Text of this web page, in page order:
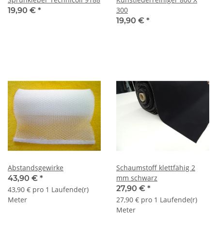
19,90 € *
300
19,90 € *
Abstandsgewirke
43,90 € *
43,90 € pro 1 Laufende(r)
Meter
Schaumstoff klettfähig 2
mm schwarz
27,90 € *
27,90 € pro 1 Laufende(r)
Meter